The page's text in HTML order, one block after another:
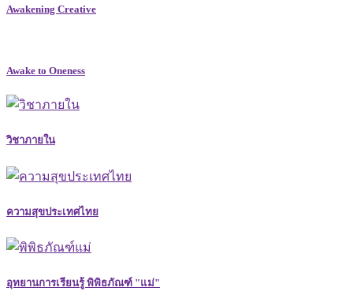
Awakening Creative
Awake to Oneness
วิชาภายใน
ความสุขประเทศไทย
อุทยานการเรียนรู้ พิพิธภัณฑ์ "แม่"